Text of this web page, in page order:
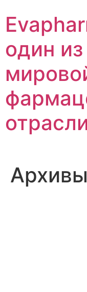
содержимому
один
Архивы